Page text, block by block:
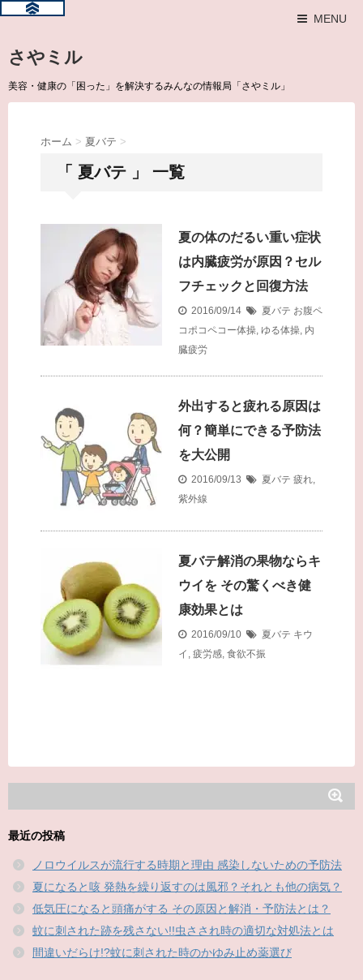
MENU
さやミル
美容・健康の「困った」を解決するみんなの情報局「さやミル」
ホーム > 夏バテ >
「 夏バテ 」 一覧
夏の体のだるい重い症状
は内臓疲労が原因？セル
フチェックと回復方法
2016/09/14 夏バテ お腹ペ
コポコペコー体操, ゆる体操, 内
臓疲労
外出すると疲れる原因は
何？簡単にできる予防法
を大公開
2016/09/13 夏バテ 疲れ,
紫外線
夏バテ解消の果物ならキ
ウイを その驚くべき健
康効果とは
2016/09/10 夏バテ キウ
イ , 疲労感, 食欲不振
最近の投稿
ノロウイルスが流行する時期と理由 感染しないための予防法
夏になると咳 発熱を繰り返すのは風邪？それとも他の病気？
低気圧になると頭痛がする その原因と解消・予防法とは？
蚊に刺された跡を残さない!!虫さされ時の適切な対処法とは
間違いだらけ!?蚊に刺された時のかゆみ止め薬選び